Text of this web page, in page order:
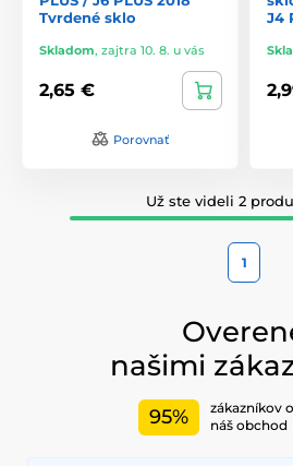
Tvrdené sklo
Skladom, zajtra 10. 8. u vás
2,65 €
Porovnať
J4
Už ste videli 2
1
našimi
95%
zákazníkov
náš obchod